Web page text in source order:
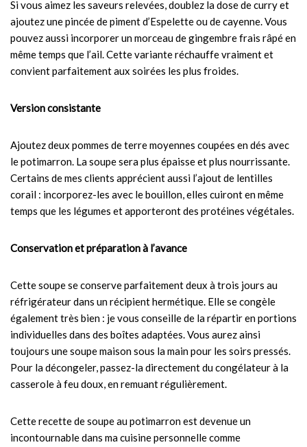
Si vous aimez les saveurs relevées, doublez la dose de curry et
ajoutez une pincée de piment d’Espelette ou de cayenne. Vous
pouvez aussi incorporer un morceau de gingembre frais râpé en
même temps que l’ail. Cette variante réchauffe vraiment et
convient parfaitement aux soirées les plus froides.
Version consistante
Ajoutez deux pommes de terre moyennes coupées en dés avec
le potimarron. La soupe sera plus épaisse et plus nourrissante.
Certains de mes clients apprécient aussi l’ajout de lentilles
corail : incorporez-les avec le bouillon, elles cuiront en même
temps que les légumes et apporteront des protéines végétales.
Conservation et préparation à l’avance
Cette soupe se conserve parfaitement deux à trois jours au
réfrigérateur dans un récipient hermétique. Elle se congèle
également très bien : je vous conseille de la répartir en portions
individuelles dans des boîtes adaptées. Vous aurez ainsi
toujours une soupe maison sous la main pour les soirs pressés.
Pour la décongeler, passez-la directement du congélateur à la
casserole à feu doux, en remuant régulièrement.
Cette recette de soupe au potimarron est devenue un
incontournable dans ma cuisine personnelle comme